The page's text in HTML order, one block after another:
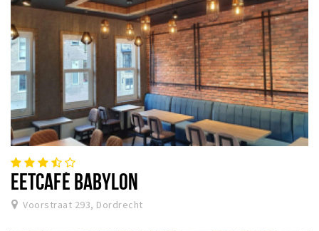
EETCAFÉ BABYLON
Voorstraat 293, Dordrecht